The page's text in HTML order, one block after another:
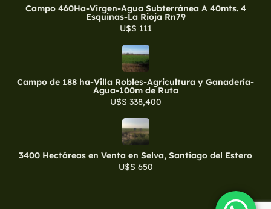
Campo 460Ha-Virgen-Agua Subterránea A 40mts. 4
Esquinas-La Rioja Rn79
U$S 111
Campo de 188 ha-Villa Robles-Agricultura y Ganadería-
Agua-100m de Ruta
U$S 338,400
3400 Hectáreas en Venta en Selva, Santiago del Estero
U$S 650